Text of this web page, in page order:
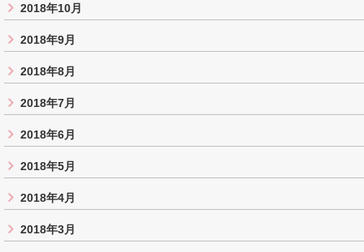
2018年10月
2018年9月
2018年8月
2018年7月
2018年6月
2018年5月
2018年4月
2018年3月